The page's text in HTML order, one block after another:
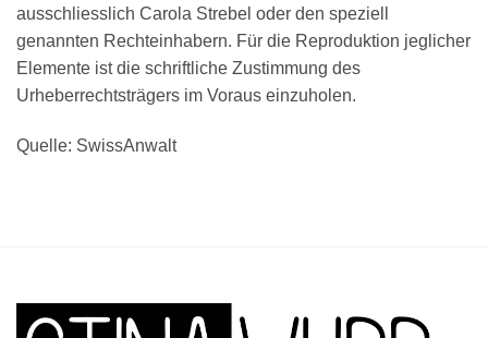
ausschliesslich Carola Strebel oder den speziell
genannten Rechteinhabern. Für die Reproduktion jeglicher
Elemente ist die schriftliche Zustimmung des
Urheberrechtsträgers im Voraus einzuholen.
Quelle: SwissAnwalt